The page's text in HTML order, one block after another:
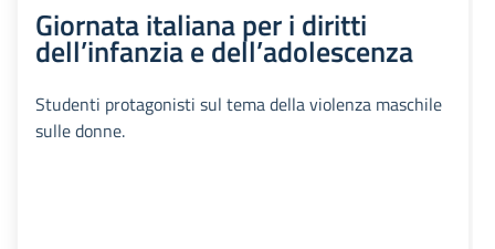
Giornata italiana per i diritti
dell’infanzia e dell’adolescenza
Studenti protagonisti sul tema della violenza maschile
sulle donne.